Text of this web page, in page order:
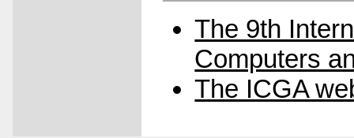
The 9th
Computers
The ICGA